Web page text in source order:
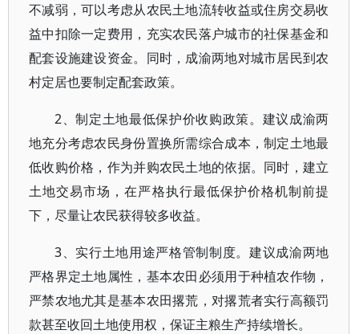
不减弱，可以考虑从农民土地流转收益或住房交易收
益中扣除一定费用，充实农民落户城市的社保基金和
配套设施建设资金。同时，成渝两地对城市居民到农
村定居也要制定配套政策。
2、制定土地最低保护价收购政策。建议成渝两
地充分考虑农民身份置换所需综合成本，制定土地最
低收购价格，作为并购农民土地的依据。同时，建立
土地交易市场，在严格执行最低保护价格机制前提
下，尽量让农民获得较多收益。
3、实行土地用途严格管制制度。建议成渝两地
严格界定土地属性，基本农田必须用于种植农作物，
严禁农地尤其是基本农田撂荒，对撂荒者实行高额罚
款甚至收回土地使用权，保证主粮生产持续增长。